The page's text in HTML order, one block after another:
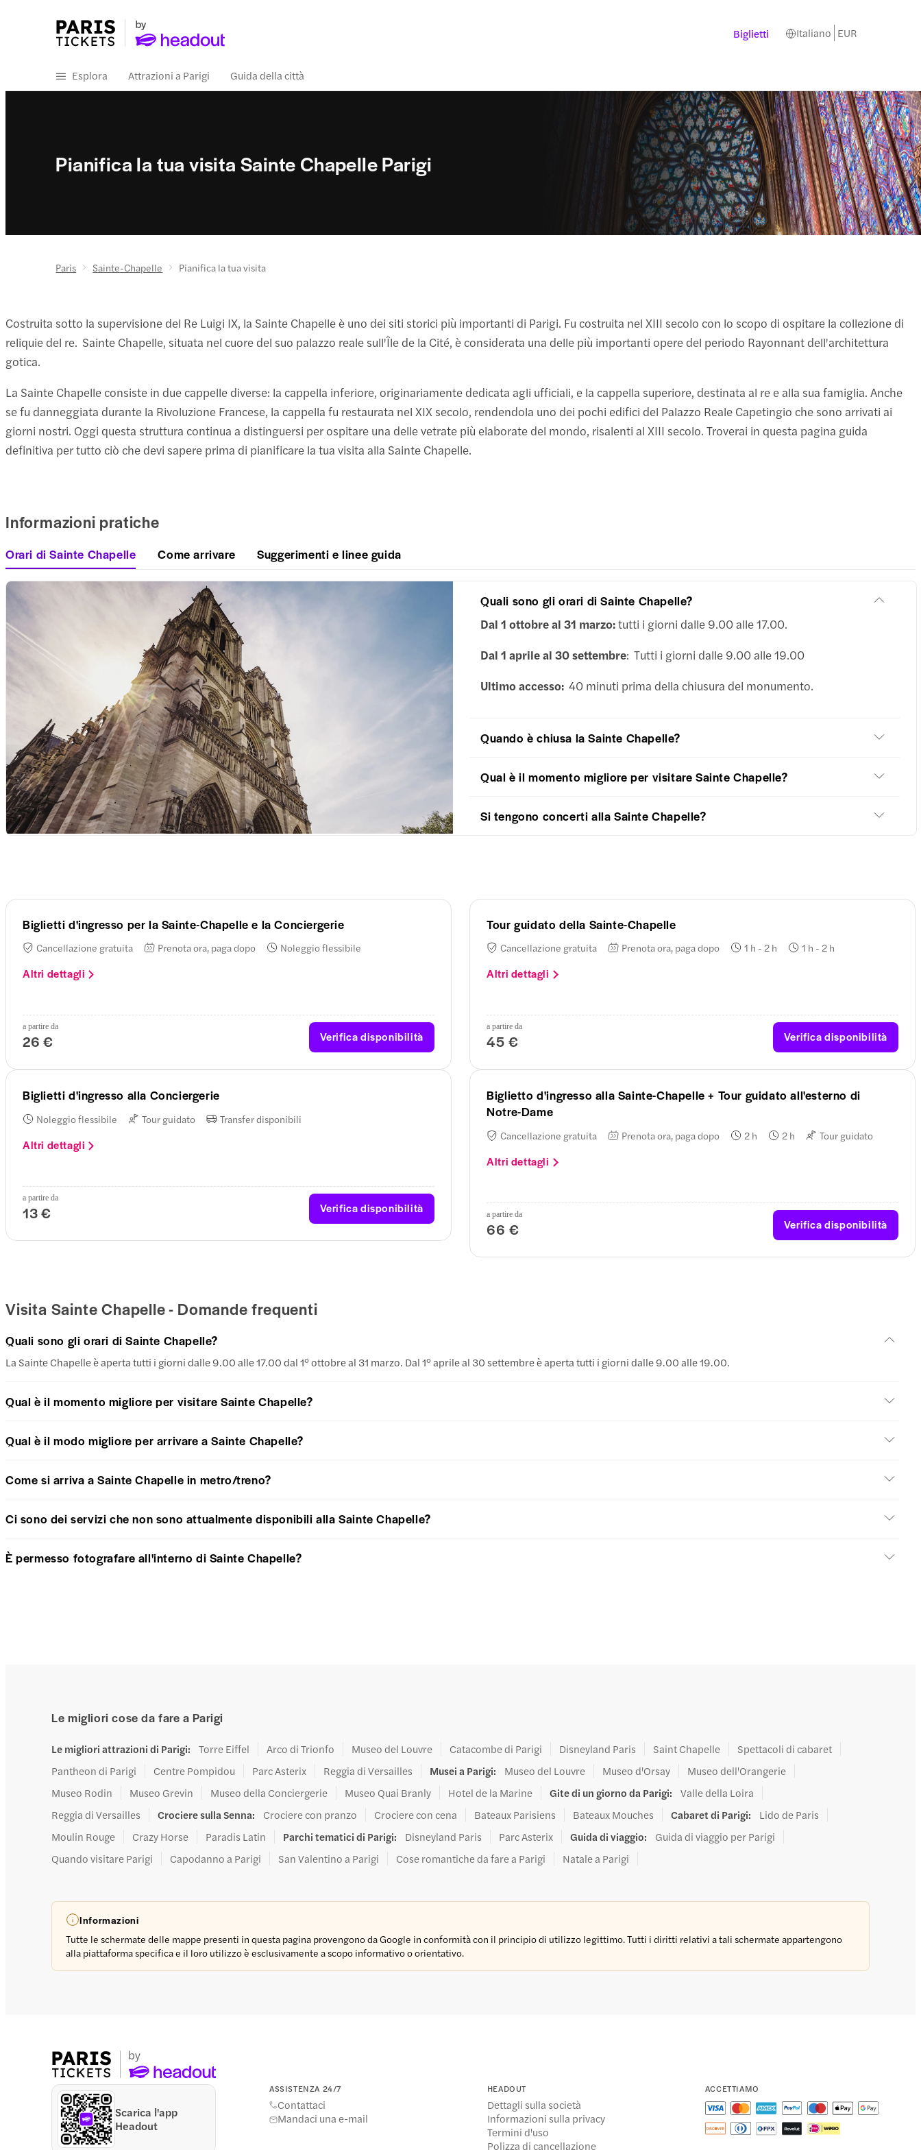
Biglietti Italiano EUR
Esplora Attrazioni a Parigi Guida della città
Pianifica la tua visita Sainte Chapelle Parigi
Paris Sainte-Chapelle Pianifica la tua visita
Costruita sotto la supervisione del Re Luigi IX, la Sainte Chapelle è uno dei siti storici più importanti di Parigi. Fu costruita nel XIII secolo con lo scopo di ospitare la collezione di
reliquie del re. Sainte Chapelle, situata nel cuore del suo palazzo reale sull'Île de la Cité, è considerata una delle più importanti opere del periodo Rayonnant dell'architettura
gotica.
La Sainte Chapelle consiste in due cappelle diverse: la cappella inferiore, originariamente dedicata agli ufficiali, e la cappella superiore, destinata al re e alla sua famiglia. Anche
se fu danneggiata durante la Rivoluzione Francese, la cappella fu restaurata nel XIX secolo, rendendola uno dei pochi edifici del Palazzo Reale Capetingio che sono arrivati ai
giorni nostri. Oggi questa struttura continua a distinguersi per ospitare una delle vetrate più elaborate del mondo, risalenti al XIII secolo. Troverai in questa pagina guida
definitiva per tutto ciò che devi sapere prima di pianificare la tua visita alla Sainte Chapelle.
Informazioni pratiche
Orari di Sainte Chapelle Come arrivare Suggerimenti e linee guida
Quali sono gli orari di Sainte Chapelle?
Dal 1 ottobre al 31 marzo:tutti i giorni dalle 9.00 alle 17.00.
Dal 1 aprile al 30 settembre: Tutti i giorni dalle 9.00 alle 19.00
Ultimo accesso: 40 minuti prima della chiusura del monumento.
Quando è chiusa la Sainte Chapelle?
Qual è il momento migliore per visitare Sainte Chapelle?
Si tengono concerti alla Sainte Chapelle?
Biglietti d'ingresso per la Sainte-Chapelle e la Conciergerie
Cancellazione gratuita Prenota ora, paga dopo Noleggio flessibile
Altri dettagli
a partire da
26 € Verifica disponibilità
Tour guidato della Sainte-Chapelle
Cancellazione gratuita Prenota ora, paga dopo 1 h - 2 h 1 h - 2 h
Altri dettagli
a partire da
45 € Verifica disponibilità
Biglietti d'ingresso alla Conciergerie
Noleggio flessibile Tour guidato Transfer disponibili
Altri dettagli
a partire da
13 € Verifica disponibilità
Biglietto d'ingresso alla Sainte-Chapelle + Tour guidato all'esterno di
Notre-Dame
Cancellazione gratuita Prenota ora, paga dopo 2 h 2 h Tour guidato
Altri dettagli
a partire da
66 € Verifica disponibilità
Visita Sainte Chapelle - Domande frequenti
Quali sono gli orari di Sainte Chapelle?
La Sainte Chapelle è aperta tutti i giorni dalle 9.00 alle 17.00 dal 1° ottobre al 31 marzo. Dal 1° aprile al 30 settembre è aperta tutti i giorni dalle 9.00 alle 19.00.
Qual è il momento migliore per visitare Sainte Chapelle?
Qual è il modo migliore per arrivare a Sainte Chapelle?
Come si arriva a Sainte Chapelle in metro/treno?
Ci sono dei servizi che non sono attualmente disponibili alla Sainte Chapelle?
È permesso fotografare all'interno di Sainte Chapelle?
Le migliori cose da fare a Parigi
Le migliori attrazioni di Parigi: Torre Eiffel Arco di Trionfo Museo del Louvre Catacombe di Parigi Disneyland Paris Saint Chapelle
Spettacoli di cabaret
Pantheon di Parigi
Centre Pompidou Parc Asterix Reggia di Versailles Musei a Parigi: Museo del Louvre Museo d'Orsay
Museo dell'Orangerie
Museo Rodin
Museo Grevin Museo della Conciergerie Museo Quai Branly Hotel de la Marine Gite di un giorno da Parigi:
Valle della Loira
Reggia di Versailles
Crociere sulla Senna: Crociere con pranzo Crociere con cena Bateaux Parisiens Bateaux Mouches Cabaret di Parigi:
Lido de Paris
Moulin Rouge
Crazy Horse Paradis Latin Parchi tematici di Parigi: Disneyland Paris Parc Asterix Guida di viaggio:
Guida di viaggio per Parigi
Quando visitare Parigi
Capodanno a Parigi San Valentino a Parigi Cose romantiche da fare a Parigi Natale a Parigi
Informazioni
Tutte le schermate delle mappe presenti in questa pagina provengono da Google in conformità con il principio di utilizzo legittimo. Tutti i diritti relativi a tali schermate appartengono
alla piattaforma specifica e il loro utilizzo è esclusivamente a scopo informativo o orientativo.
Scarica l'app
Headout
ASSISTENZA 24/7
Contattaci
Mandaci una e-mail
HEADOUT
Dettagli sulla società
Informazioni sulla privacy
Termini d'uso
Polizza di cancellazione
ACCETTIAMO